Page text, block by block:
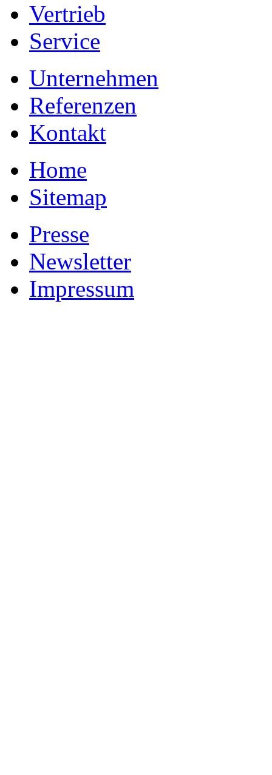
Vertrieb
Service
Unternehmen
Referenzen
Kontakt
Home
Sitemap
Presse
Newsletter
Impressum